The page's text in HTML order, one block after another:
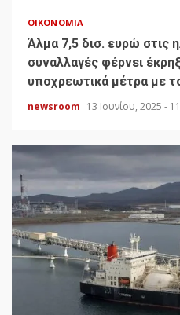
ΟΙΚΟΝΟΜΊΑ
Άλμα 7,5 δισ. ευρώ στις
συναλλαγές φέρνει
υποχρεωτικά μέτρα με
newsroom 13 Ιουνίου, 2025 -